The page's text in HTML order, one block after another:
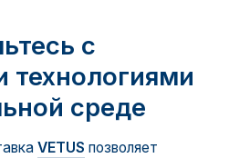
с
технологиями
среде
VETUS позволяет